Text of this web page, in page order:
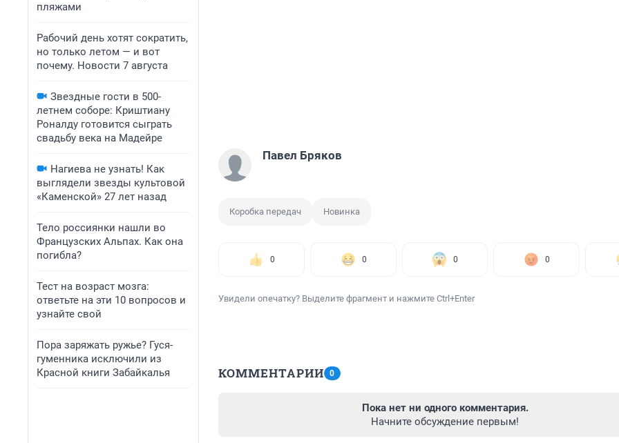
пляжами
Рабочий день хотят сократить,
но только летом — и вот
почему. Новости 7 августа
Звездные гости в 500-
летнем соборе: Криштиану
Роналду готовится сыграть
свадьбу века на Мадейре
Нагиева не узнать! Как
выглядели звезды культовой
«Каменской» 27 лет назад
Тело россиянки нашли во
Французских Альпах. Как она
погибла?
Тест на возраст мозга:
ответьте на эти 10 вопросов и
узнайте свой
Пора заряжать ружье? Гуся-
гуменника исключили из
Красной книги Забайкалья
Павел Бряков
Коробка передач Новинка
0 0 0 0
Увидели опечатку? Выделите фрагмент и нажмите Ctrl+Enter
КОММЕНТАРИИ 0
Пока нет ни одного комментария.
Начните обсуждение первым!